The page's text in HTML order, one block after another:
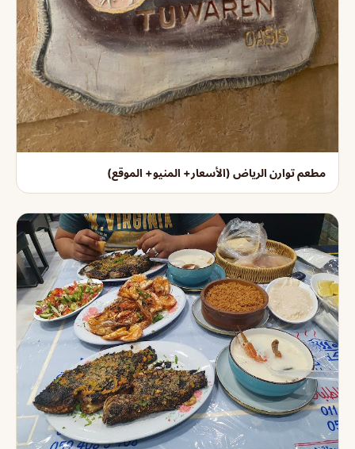
مطعم توارن الرياض (الأسعار+ المنيو+ الموقع)